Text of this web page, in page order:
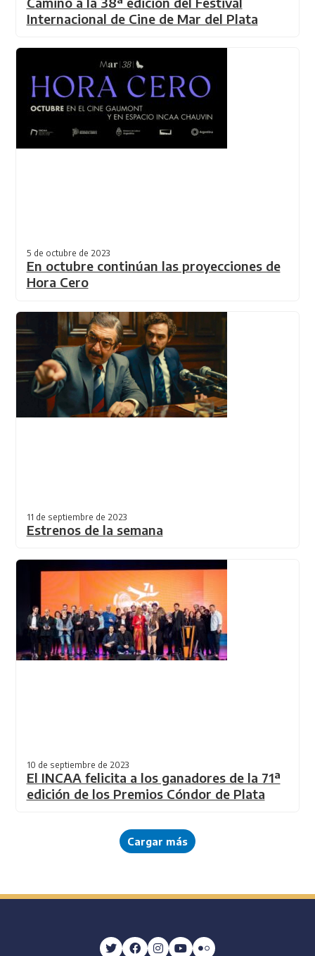
Internacional de Cine de Mar del Plata
5 de octubre de 2023
En octubre continúan las proyecciones de
Hora Cero
11 de septiembre de 2023
Estrenos de la semana
10 de septiembre de 2023
El INCAA felicita a los ganadores de la 71ª
edición de los Premios Cóndor de Plata
Cargar más